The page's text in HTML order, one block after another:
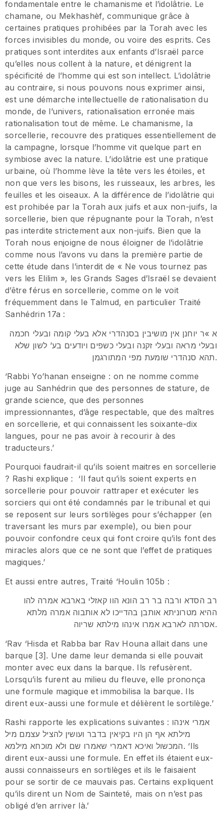
fondamentale entre le chamanisme et l’idolâtrie. Le
chamane, ou Mekhashèf, communique grâce à
certaines pratiques prohibées par la Torah avec les
forces invisibles du monde, ou voire des esprits. Ces
pratiques sont interdites aux enfants d’Israël parce
qu’elles nous collent à la nature, et dénigrent la
spécificité de l’homme qui est son intellect. L’idolâtrie
au contraire, si nous pouvons nous exprimer ainsi,
est une démarche intellectuelle de rationalisation du
monde, de l’univers, rationalisation erronée mais
rationalisation tout de même. Le chamanisme, la
sorcellerie, recouvre des pratiques essentiellement de
la campagne, lorsque l’homme vit quelque part en
symbiose avec la nature. L’idolâtrie est une pratique
urbaine, où l’homme lève la tête vers les étoiles, et
non que vers les bisons, les ruisseaux, les arbres, les
feuilles et les oiseaux. A la différence de l’idolâtrie qui
est prohibée par la Torah aux juifs et aux non-juifs, la
sorcellerie, bien que répugnante pour la Torah, n’est
pas interdite strictement aux non-juifs. Bien que la
Torah nous enjoigne de nous éloigner de l’idolâtrie
comme nous l’avons vu dans la première partie de
cette étude dans l’interdit de « Ne vous tournez pas
vers les Elilim », les Grands Sages d’Israël se devaient
d’être férus en sorcellerie, comme on le voit
fréquemment dans le Talmud, en particulier Traité
Sanhédrin 17a :
א »ר יוחנן אין מושיבין בסנהדרי אלא בעלי קומה ובעלי חכמה
ובעלי מראה ובעלי זקנה ובעלי כשפים ויודעים בע’ לשון שלא
תהא סנהדרי שומעת מפי המתורגמן.
‘Rabbi Yo’hanan enseigne : on ne nomme comme
juge au Sanhédrin que des personnes de stature, de
grande science, que des personnes
impressionnantes, d’âge respectable, que des maîtres
en sorcellerie, et qui connaissent les soixante-dix
langues, pour ne pas avoir à recourir à des
traducteurs.’
Pourquoi faudrait-il qu’ils soient maitres en sorcellerie
? Rashi explique : ‘Il faut qu’ils soient experts en
sorcellerie pour pouvoir rattraper et exécuter les
sorciers qui ont été condamnés par le tribunal et qui
se reposent sur leurs sortilèges pour s’échapper (en
traversant les murs par exemple), ou bien pour
pouvoir confondre ceux qui font croire qu’ils font des
miracles alors que ce ne sont que l’effet de pratiques
magiques.’
Et aussi entre autres, Traité ‘Houlin 105b :
רב הסדא ורבה בר רב הונא הוו קאזלי בארבא אמרה להו
ההיא מטרוניתא אותבן בהדייכו לא אותבוה אמרה מלתא
אסרתה לארבא אמרו אינהו מילתא שריוה.
‘Rav ‘Hisda et Rabba bar Rav Houna allait dans une
barque [3]. Une dame leur demanda si elle pouvait
monter avec eux dans la barque. Ils refusèrent.
Lorsqu’ils furent au milieu du fleuve, elle prononça
une formule magique et immobilisa la barque. Ils
dirent eux-aussi une formule et délièrent le sortilège.’
Rashi rapporte les explications suivantes : אמרי אינהו
מילתא אף הן היו בקיאין בדבר ועושין להציל עצמם מיל
המכשול ואיכא דאמרי שאמרו שם ולא מוכחא מילמא. ‘Ils
dirent eux-aussi une formule. En effet ils étaient eux-
aussi connaisseurs en sortilèges et ils le faisaient
pour se sortir de ce mauvais pas. Certains expliquent
qu’ils dirent un Nom de Sainteté, mais on n’est pas
obligé d’en arriver là.’